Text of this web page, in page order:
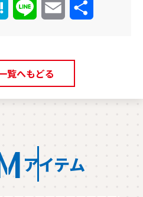
Hatena Line Email
覧へもどる
アイテム